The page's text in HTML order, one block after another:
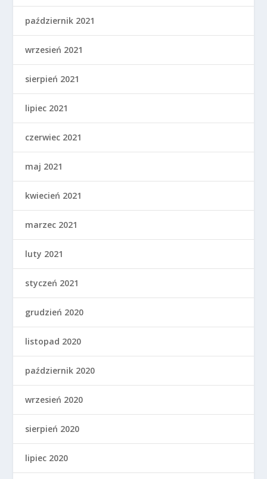
październik 2021
wrzesień 2021
sierpień 2021
lipiec 2021
czerwiec 2021
maj 2021
kwiecień 2021
marzec 2021
luty 2021
styczeń 2021
grudzień 2020
listopad 2020
październik 2020
wrzesień 2020
sierpień 2020
lipiec 2020